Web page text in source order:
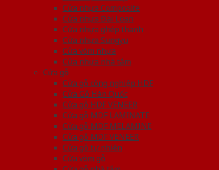
Cửa nhựa Composite
Cửa nhựa Đài Loan
Cửa nhựa ghép thanh
Cửa nhựa Sungyu
Cửa vòm nhựa
Cửa nhựa nhà tắm
Cửa gỗ
Cửa gỗ công nghiệp HDF
Cửa Gỗ Hàn Quốc
Cửa gỗ HDF VENEER
Cửa gỗ MDF LAMINATE
Cửa gỗ MDF MELAMINE
Cửa gỗ MDF VENEER
Cửa gỗ tự nhiên
Cửa vòm gỗ